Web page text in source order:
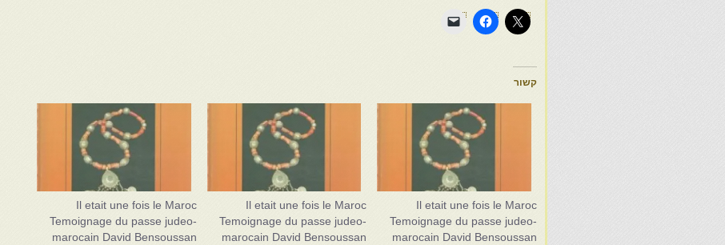
קשור
Il etait une fois le Maroc
Temoignage du passe judeo-
marocain David Bensoussan
Il etait une fois le Maroc
Temoignage du passe judeo-
marocain David Bensoussan
Il etait une fois le Maroc
Temoignage du passe judeo-
marocain David Bensoussan